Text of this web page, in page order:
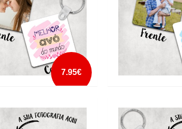
7.95€
MUNDO2